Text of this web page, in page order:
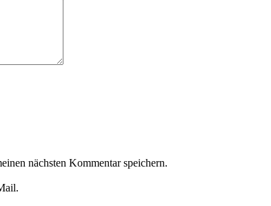
nächsten Kommentar speichern.